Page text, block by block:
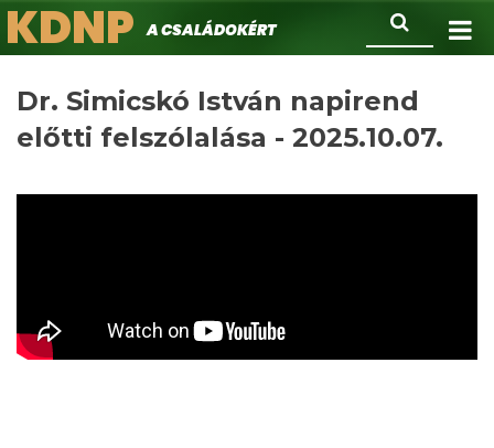
Ugrás
a
Keresés
KDNPA családokért.
Dr. Simicskó István napirend
előtti felszólalása - 2025.10.07.